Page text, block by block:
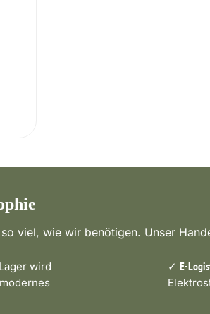
viel, wie wir benötigen. Unser
wird
✓ E-